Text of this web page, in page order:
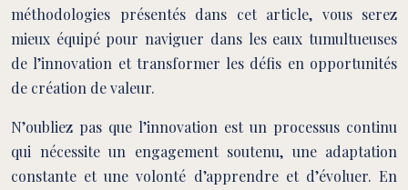
méthodologies présentés dans cet article, vous serez
mieux équipé pour naviguer dans les eaux tumultueuses
de l’innovation et transformer les défis en opportunités
de création de valeur.
N’oubliez pas que l’innovation est un processus continu
qui nécessite un engagement soutenu, une adaptation
constante et une volonté d’apprendre et d’évoluer. En